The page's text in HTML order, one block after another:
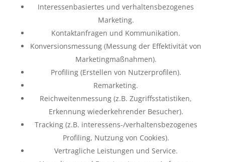
Interessenbasiertes und verhaltensbezogenes
Marketing.
Kontaktanfragen und Kommunikation.
Konversionsmessung (Messung der Effektivität von
Marketingmaßnahmen).
Profiling (Erstellen von Nutzerprofilen).
Remarketing.
Reichweitenmessung (z.B. Zugriffsstatistiken,
Erkennung wiederkehrender Besucher).
Tracking (z.B. interessens-/verhaltensbezogenes
Profiling, Nutzung von Cookies).
Vertragliche Leistungen und Service.